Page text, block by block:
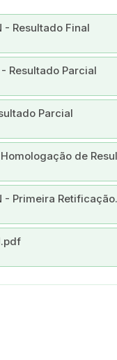
- Resultado Final
Resultado Parcial
Parcial
de
- Primeira